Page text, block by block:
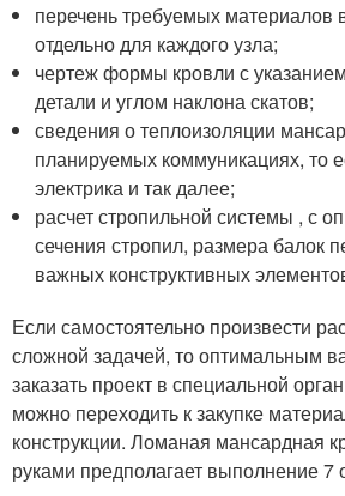
перечень требуемых материалов
отдельно для каждого узла;
чертеж формы кровли с
детали и углом наклона скатов;
сведения о теплоизоляции
планируемых коммуникациях, то
электрика и так далее;
расчет стропильной системы , с
сечения стропил, размера балок
важных конструктивных
Если самостоятельно произвести
сложной задачей, то оптимальным
заказать проект в специальной
можно переходить к закупке
конструкции. Ломаная мансардная
руками предполагает выполнение 7